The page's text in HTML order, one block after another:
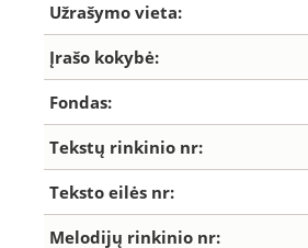
Užrašymo vieta:
Įrašo kokybė:
Fondas:
Tekstų rinkinio nr:
Teksto eilės nr:
Melodijų rinkinio nr: